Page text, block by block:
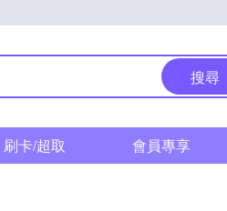
搜尋
刷卡/超取 會員專享